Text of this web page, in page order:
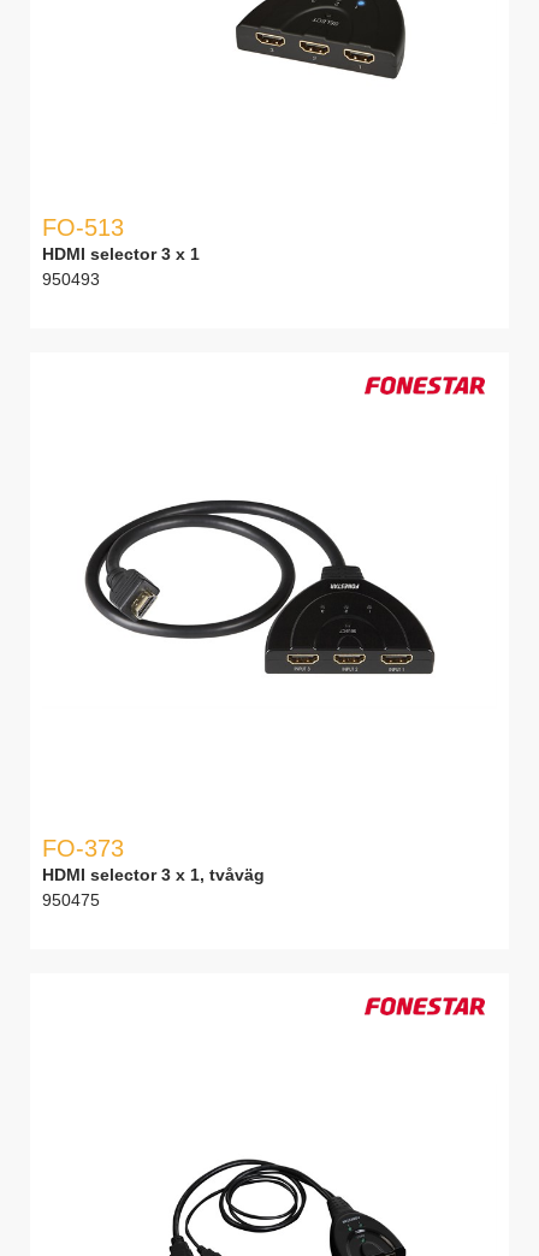
FO-513
HDMI selector 3 x 1
950493
FO-373
HDMI selector 3 x 1, tvåväg
950475